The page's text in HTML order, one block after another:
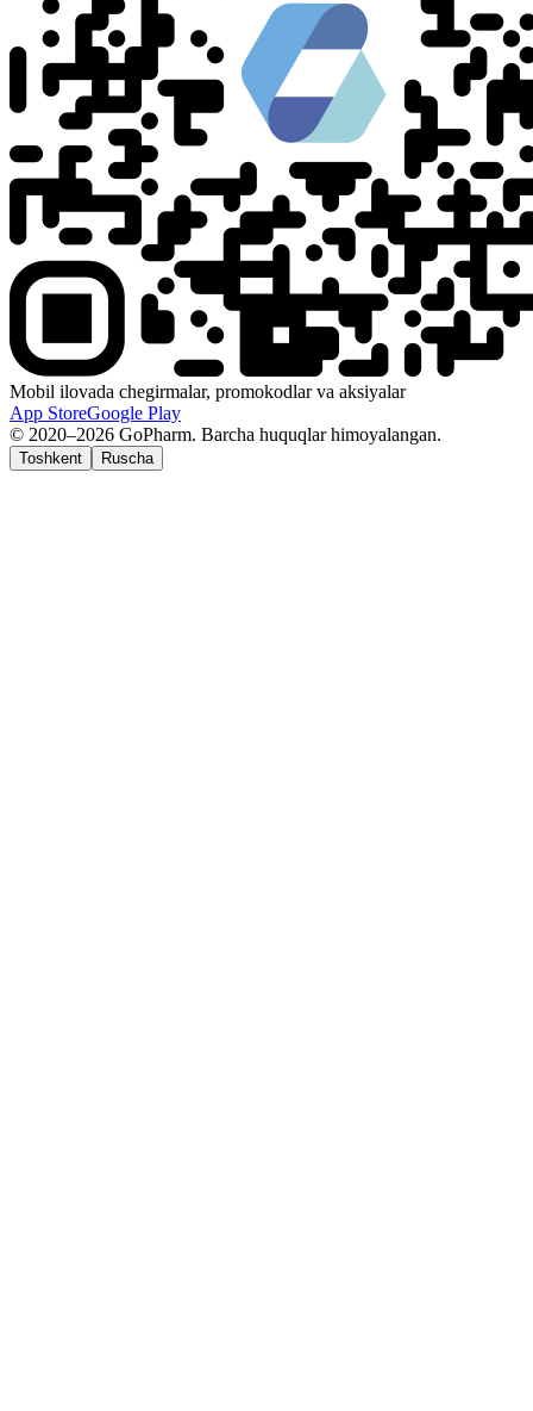
Mobil ilovada chegirmalar, promokodlar va aksiyalar
App StoreGoogle Play
© 2020–2026 GoPharm. Barcha huquqlar himoyalangan.
Toshkent Ruscha